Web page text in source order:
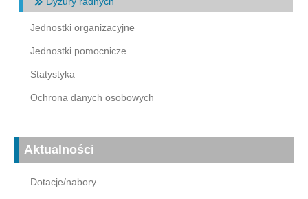
Jednostki organizacyjne
Jednostki pomocnicze
Statystyka
Ochrona danych osobowych
Aktualności
Dotacje/nabory